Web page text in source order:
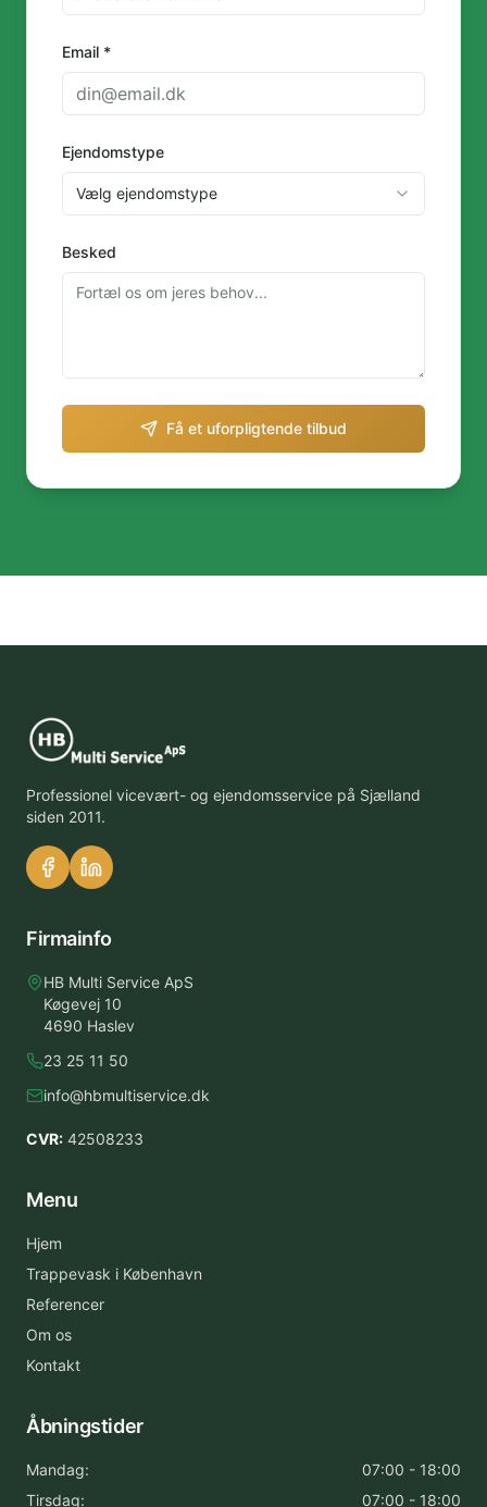
Email *
Ejendomstype
Vælg ejendomstype
Besked
Få et uforpligtende tilbud
Professionel vicevært- og ejendomsservice på Sjælland
siden 2011.
Firmainfo
HB Multi Service ApS
Køgevej 10
4690 Haslev
23 25 11 50
info@hbmultiservice.dk
CVR: 42508233
Menu
Hjem
Trappevask i København
Referencer
Om os
Kontakt
Åbningstider
Mandag:
07:00 - 18:00
Tirsdag:
07:00 - 18:00